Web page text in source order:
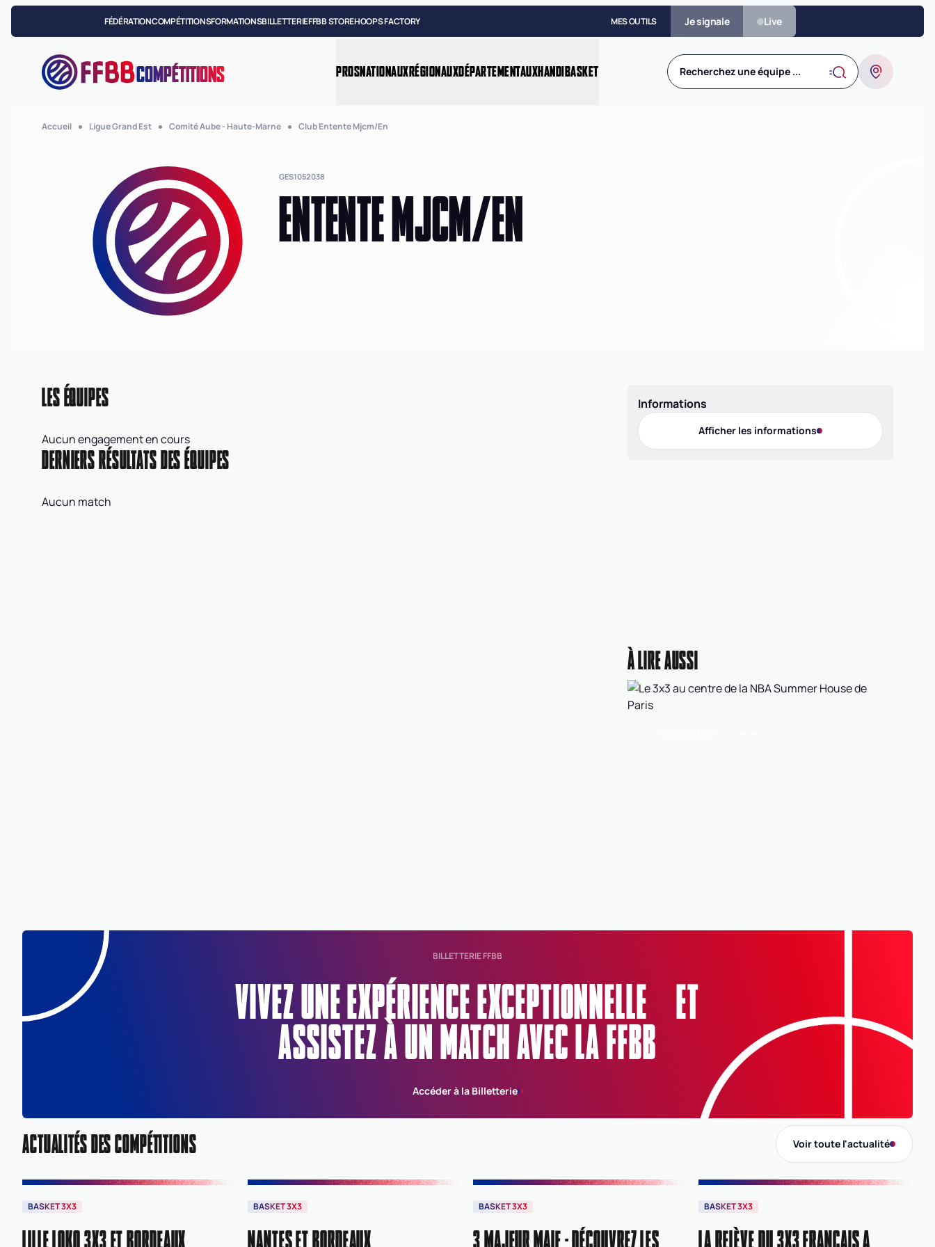
FÉDÉRATIONCOMPÉTITIONSFORMATIONSBILLETTERIEFFBB STOREHOOPS FACTORY MES OUTILS Je signale Live
COMPÉTITIONS PROSNATIONAUXRÉGIONAUXDÉPARTEMENTAUXHANDIBASKET Recherchez une équipe ...
Accueil Ligue Grand Est Comité Aube - Haute-Marne Club Entente Mjcm/en
GES1052038
ENTENTE MJCM/EN
LES ÉQUIPES
Aucun engagement en cours
DERNIERS RÉSULTATS DES ÉQUIPES
Aucun match
Informations
Afficher les informations
1052
À LIRE AUSSI
BILLETTERIE FFBB
VIVEZ UNE EXPÉRIENCE EXCEPTIONNELLE ET
ASSISTEZ À UN MATCH AVEC LA FFBB
Accéder à la Billetterie
ACTUALITÉS DES COMPÉTITIONS Voir toute l'actualité
BASKET 3X3
LILLE LOKO 3X3 ET BORDEAUX
BASKET 3X3
NANTES ET BORDEAUX
BASKET 3X3
3 MAJEUR MAIF : DÉCOUVREZ LES
BASKET 3X3
LA RELÈVE DU 3X3 FRANÇAIS A